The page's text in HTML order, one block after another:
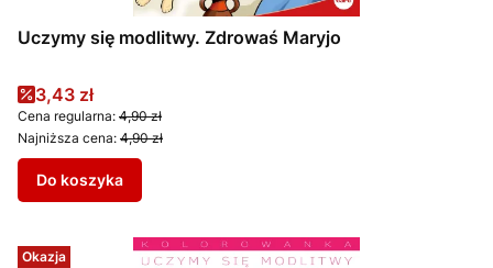
Uczymy się modlitwy. Zdrowaś Maryjo
Cena promocyjna
3,43 zł
Cena regularna: 4,90 zł
Najniższa cena: 4,90 zł
Do koszyka
Okazja